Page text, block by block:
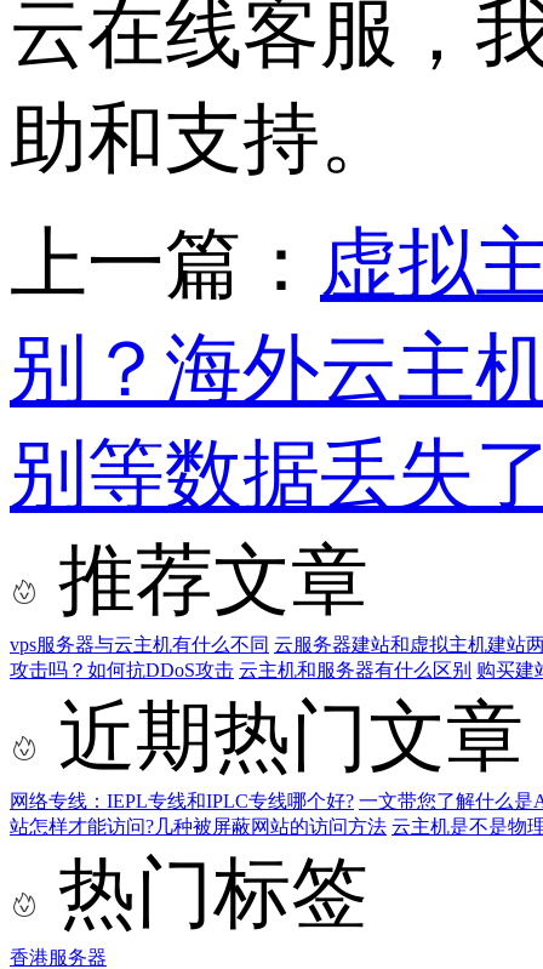
云在线客服，
助和支持。
上一篇： 虚拟
别？海外云主
别等数据丢失
推荐文章
vps服务器与云主机有什么不同 云服务器建站和虚拟主机建站
攻击吗？如何抗DDoS攻击 云主机和服务器有什么区别 购买建
近期热门文章
网络专线：IEPL专线和IPLC专线哪个好? 一文带您了解什么是
站怎样才能访问?几种被屏蔽网站的访问方法 云主机是不是物
热门标签
香港服务器